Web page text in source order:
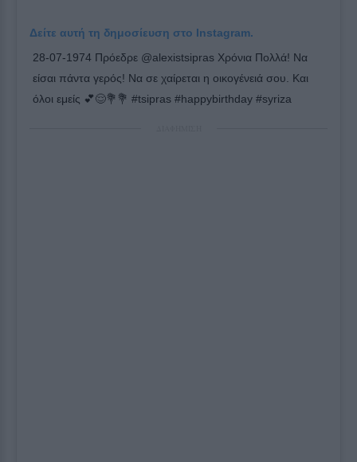
Δείτε αυτή τη δημοσίευση στο Instagram.
28-07-1974 Πρόεδρε @alexistsipras Χρόνια Πολλά! Να
είσαι πάντα γερός! Να σε χαίρεται η οικογένειά σου. Και
όλοι εμείς 💕😌💐💐 #tsipras #happybirthday #syriza